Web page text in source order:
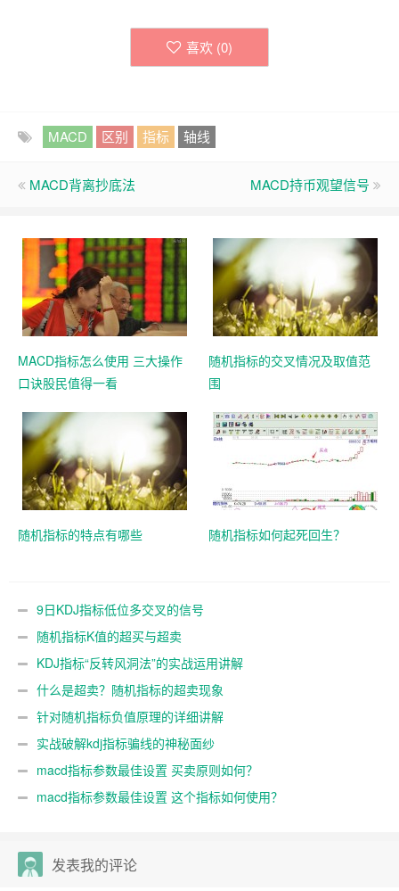
喜欢 (0)
MACD 区别 指标 轴线
MACD背离抄底法 MACD持币观望信号
MACD指标怎么使用 三大操作
口诀股民值得一看
随机指标的交叉情况及取值范
围
随机指标的特点有哪些 随机指标如何起死回生？
9日KDJ指标低位多交叉的信号
随机指标K值的超买与超卖
KDJ指标“反转风洞法”的实战运用讲解
什么是超卖？随机指标的超卖现象
针对随机指标负值原理的详细讲解
实战破解kdj指标骗线的神秘面纱
macd指标参数最佳设置 买卖原则如何？
macd指标参数最佳设置 这个指标如何使用？
发表我的评论